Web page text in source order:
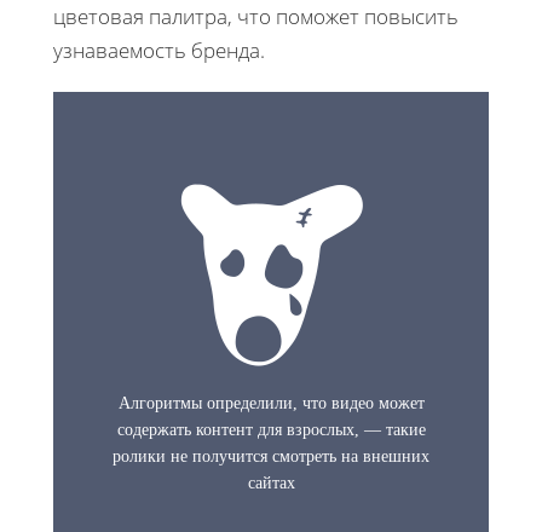
цветовая палитра, что поможет повысить
узнаваемость бренда.